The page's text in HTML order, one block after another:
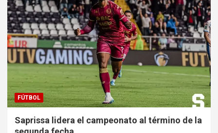
FÚTBOL
Saprissa lidera el campeonato al término de la